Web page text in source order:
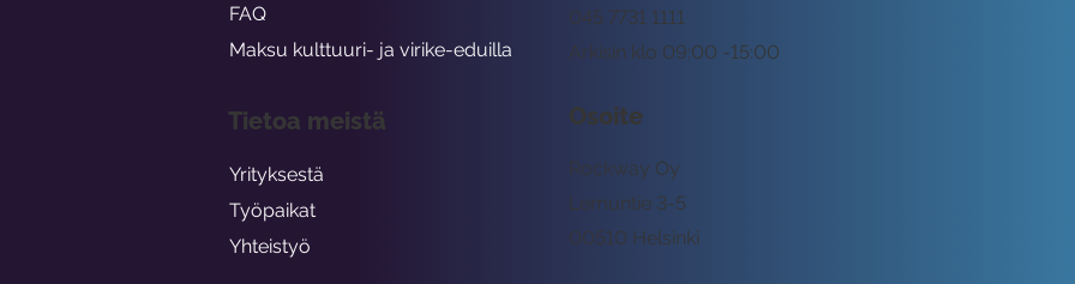
Arkisin klo 09:00 -15:00
045 7731 1111
Osoite
Rockway Oy
Lemuntie 3-5
00510 Helsinki
FAQ
Maksu kulttuuri- ja virike-eduilla
Tietoa meistä
Yrityksestä
Työpaikat
Yhteistyö